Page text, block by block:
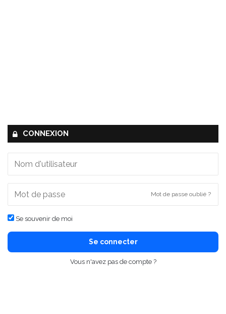
CONNEXION
Mot de passe oublié ?
Se souvenir de moi
Se connecter
Vous n'avez pas de compte ?